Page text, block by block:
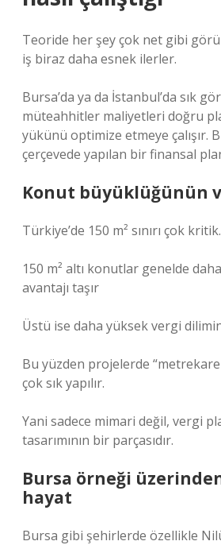
Teoride her şey çok net gibi
iş biraz daha esnek ilerler.
Bursa’da ya da İstanbul’da sık
müteahhitler maliyetleri doğru
yükünü optimize etmeye çalışır.
çerçevede yapılan bir finansal
Konut büyüklüğünün
Türkiye’de 150 m² sınırı çok kritik.
150 m² altı konutlar genelde
avantajı taşır
Üstü ise daha yüksek vergi
Bu yüzden projelerde
çok sık yapılır.
Yani sadece mimari değil, vergi
tasarımının bir parçasıdır.
Bursa örneği
hayat
Bursa gibi şehirlerde özellikle